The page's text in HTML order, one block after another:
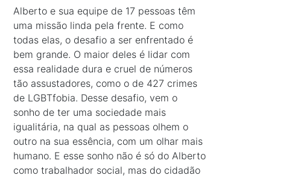
Alberto e sua equipe de 17 pessoas têm
uma missão linda pela frente. E como
todas elas, o desafio a ser enfrentado é
bem grande. O maior deles é lidar com
essa realidade dura e cruel de números
tão assustadores, como o de 427 crimes
de LGBTfobia. Desse desafio, vem o
sonho de ter uma sociedade mais
igualitária, na qual as pessoas olhem o
outro na sua essência, com um olhar mais
humano. E esse sonho não é só do Alberto
como trabalhador social, mas do cidadão